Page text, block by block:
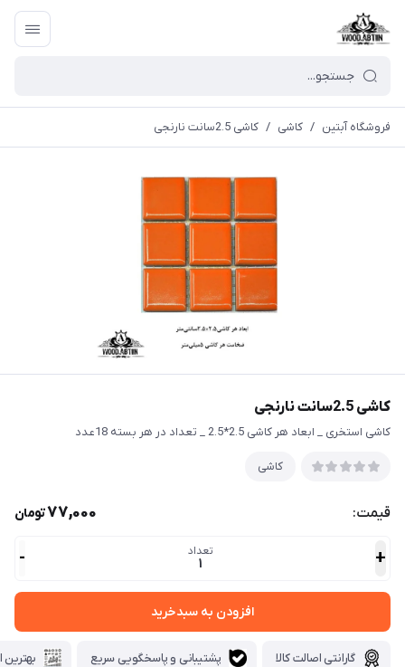
فروشگاه آبتین / کاشی / کاشی 2.5سانت نارنجی
کاشی 2.5سانت نارنجی
کاشی استخری _ ابعاد هر کاشی 2.5*2.5 _ تعداد در هر بسته 18عدد
کاشی
قیمت: 77,000تومان
+ تعداد
1
-
افزودن به سبدخرید
گارانتی اصالت کالا پشتیبانی و پاسخگویی سریع بهترین